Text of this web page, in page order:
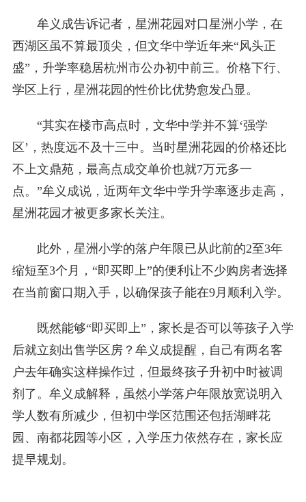
牟义成告诉记者，星洲花园对口星洲小学，在
西湖区虽不算最顶尖，但文华中学近年来“风头正
盛”，升学率稳居杭州市公办初中前三。价格下行、
学区上行，星洲花园的性价比优势愈发凸显。
“其实在楼市高点时，文华中学并不算‘强学
区’，热度远不及十三中。当时星洲花园的价格还比
不上文鼎苑，最高点成交单价也就7万元多一
点。”牟义成说，近两年文华中学升学率逐步走高，
星洲花园才被更多家长关注。
此外，星洲小学的落户年限已从此前的2至3年
缩短至3个月，“即买即上”的便利让不少购房者选择
在当前窗口期入手，以确保孩子能在9月顺利入学。
既然能够“即买即上”，家长是否可以等孩子入学
后就立刻出售学区房？牟义成提醒，自己有两名客
户去年确实这样操作过，但最终孩子升初中时被调
剂了。牟义成解释，虽然小学落户年限放宽说明入
学人数有所减少，但初中学区范围还包括湖畔花
园、南都花园等小区，入学压力依然存在，家长应
提早规划。